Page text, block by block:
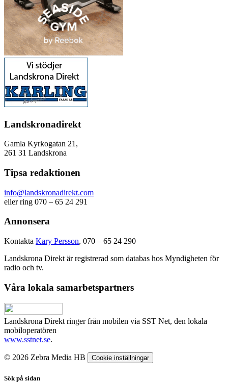
Landskronadirekt
Gamla Kyrkogatan 21,
261 31 Landskrona
Tipsa redaktionen
info@landskronadirekt.com
eller ring 070 – 65 24 291
Annonsera
Kontakta Kary Persson, 070 – 65 24 290
Landskrona Direkt är registrerad som databas hos Myndigheten för
radio och tv.
Våra lokala samarbetspartners
Landskrona Direkt ringer från mobilen via SST Net, den lokala
mobiloperatören
www.sstnet.se.
© 2026 Zebra Media HB Cookie inställningar
Sök på sidan